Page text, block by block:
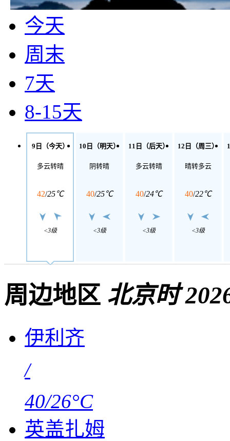
今天
周末
7天
8-15天
9日（今天）
多云转晴
42/25℃
<3级
10日（明天）
阴转晴
40/25℃
<3级
11日（后天）
多云转晴
40/24℃
<3级
12日（周三）
晴转多云
40/22℃
<3级
周边地区 北京时
伊利齐
/
40/26°C
英盖扎姆